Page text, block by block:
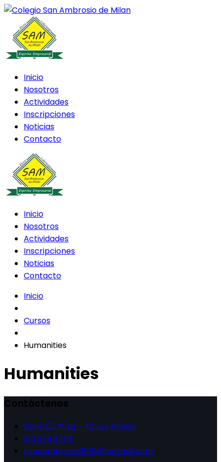
Inicio
Nosotros
Actividades
Inscripciones
Noticias
Contacto
Inicio
Nosotros
Actividades
Inscripciones
Noticias
Contacto
Inicio
Cursos
Humanities
Humanities
Contáctenos
Calle 57 # 2a - 40 Los Andes.
310 379 4759
csanambrosio2010@hotmail.com